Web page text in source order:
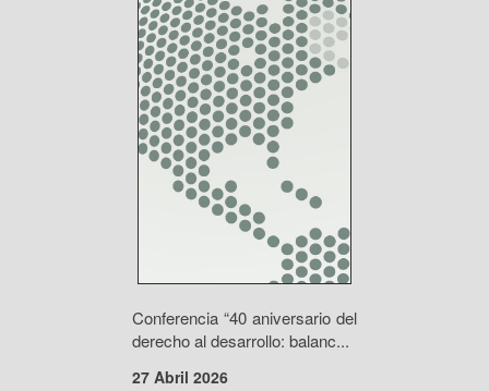
Conferencia “40 aniversario del
derecho al desarrollo: balanc...
27 Abril 2026